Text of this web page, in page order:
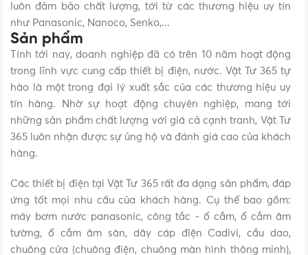
luôn đảm bảo chất lượng, tới từ các thương hiệu uy tín
như Panasonic, Nanoco, Senko,...
Sản phẩm
Tính tới nay, doanh nghiệp đã có trên 10 năm hoạt động
trong lĩnh vực cung cấp thiết bị điện, nước. Vật Tư 365 tự
hào là một trong đại lý xuất sắc của các thương hiệu uy
tín hàng. Nhờ sự hoạt động chuyên nghiệp, mang tới
những sản phẩm chất lượng với giá cả cạnh tranh, Vật Tư
365 luôn nhận được sự ủng hộ và đánh giá cao của khách
hàng.
Các thiết bị điện tại Vật Tư 365 rất đa dạng sản phẩm, đáp
ứng tốt mọi nhu cầu của khách hàng. Cụ thể bao gồm:
máy bơm nước panasonic, công tắc - ổ cắm, ổ cắm âm
tường, ổ cắm âm sàn, dây cáp điện Cadivi, cầu dao,
chuông cửa (chuông điện, chuông màn hình thông minh),